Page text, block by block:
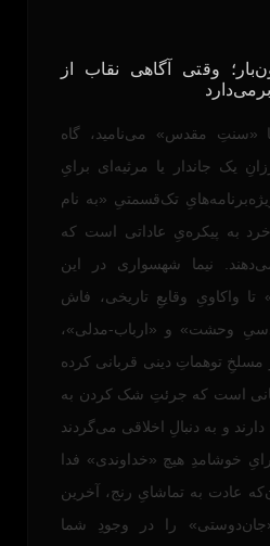
وقتی آگاهی نقاب از
«سنتِ مقدس» می‌نامید، گاه
یک جاندار یا مرثیه‌ای برایِ
تک‌قسمتیِ «به نام
به پیکره‌یِ عاداتی است که
نیما شهسواری در این
تا واکاویِ وقایعِ تاریخی، فاش
وحشت» و «ارباب-مدلی»،
مسلخِ توهماتِ دینی قربانی کرده
است که جرئتِ شک کردن به
و به دنبالِ اخلاقی می‌گردند
خوشامدِ هیچ «خداوندی» فدا
عادت به تماشایِ رنج، آخرین
را در وجودِ شما